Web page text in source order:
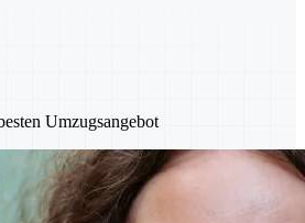
Umzugsangebot